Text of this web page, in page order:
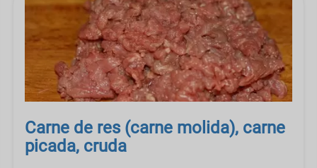
Carne de res (carne molida), carne
picada, cruda